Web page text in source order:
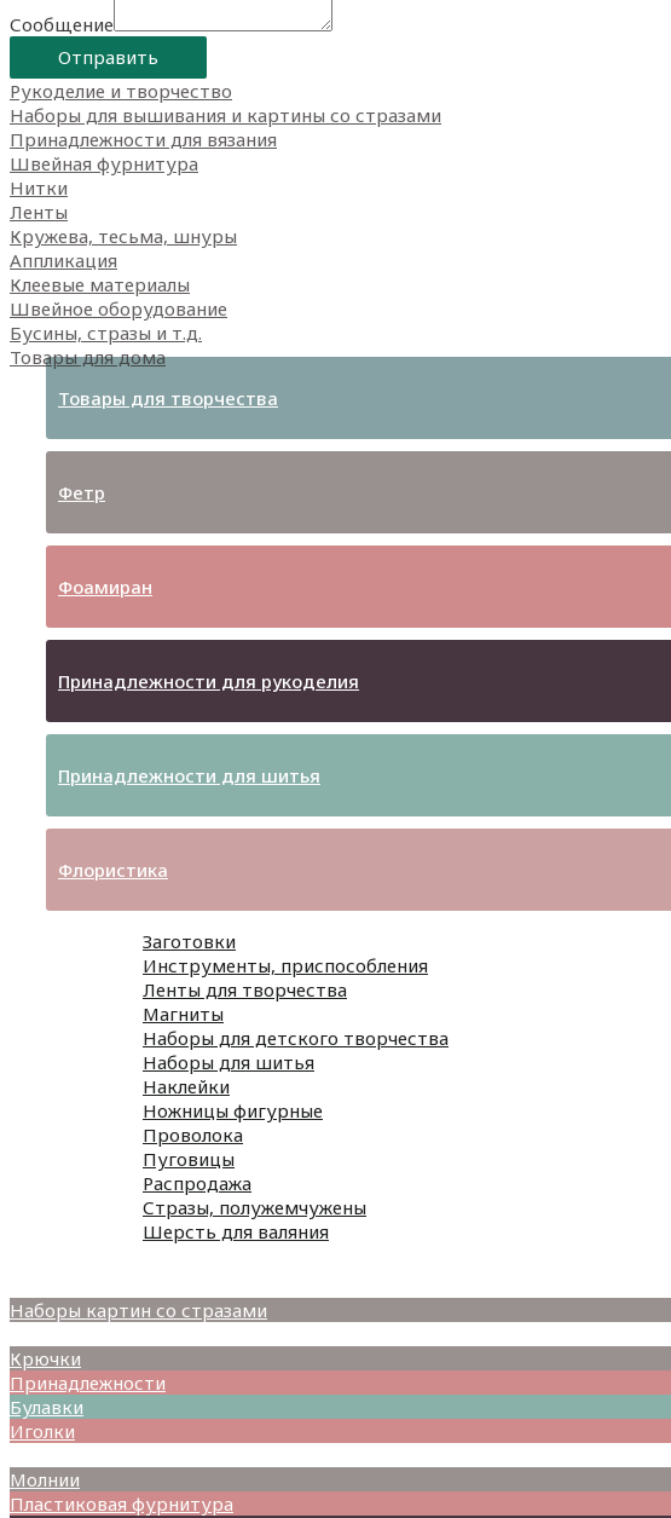
Сообщение
Отправить
Рукоделие и творчество
Наборы для вышивания и картины со стразами
Принадлежности для вязания
Швейная фурнитура
Нитки
Ленты
Кружева, тесьма, шнуры
Аппликация
Клеевые материалы
Швейное оборудование
Бусины, стразы и т.д.
Товары для дома
Товары для творчества
Фетр
Фоамиран
Принадлежности для рукоделия
Принадлежности для шитья
Флористика
Заготовки
Инструменты, приспособления
Ленты для творчества
Магниты
Наборы для детского творчества
Наборы для шитья
Наклейки
Ножницы фигурные
Проволока
Пуговицы
Распродажа
Стразы, полужемчужены
Шерсть для валяния
Наборы картин со стразами
Крючки
Принадлежности
Булавки
Иголки
Молнии
Пластиковая фурнитура